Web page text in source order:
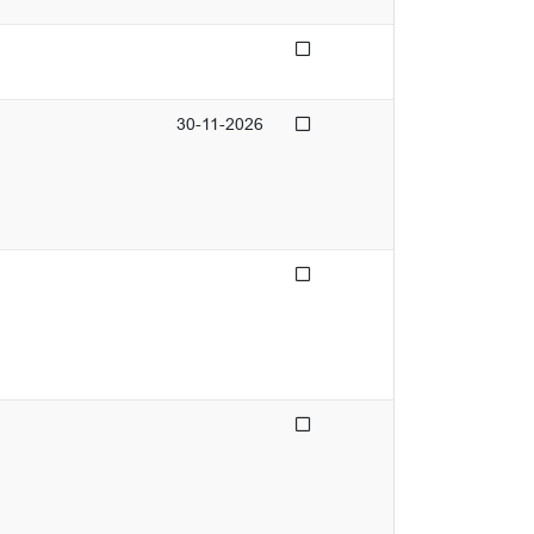
Niet afgedaan
30-11-2026 Niet afgedaan
Niet afgedaan
Niet afgedaan